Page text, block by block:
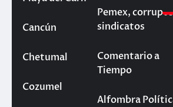
Reforma
Cancún
Chetumal
Cozumel
Campeche
Veracruz
Yucatán
Pemex,
sindicatos
Comentario a
Tiempo
Alfombra
ALERTA